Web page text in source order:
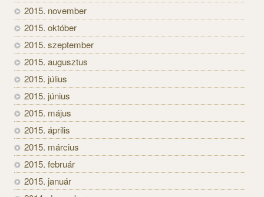
2015. november
2015. október
2015. szeptember
2015. augusztus
2015. július
2015. június
2015. május
2015. április
2015. március
2015. február
2015. január